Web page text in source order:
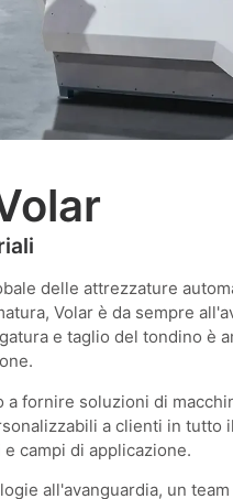
DI BARRE
e per progetti di
delle attrezzature
Volar è da sempre
e taglio del tondino è
fornire soluzioni di
a clienti in tutto
campi di applicazione.
all'avanguardia, un